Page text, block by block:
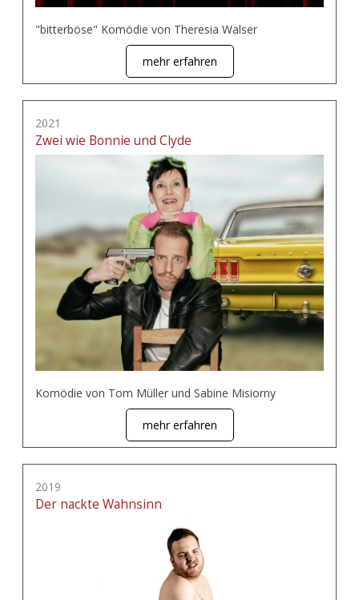
"bitterböse" Komödie von Theresia Walser
mehr erfahren
2021
Zwei wie Bonnie und Clyde
Komödie von Tom Müller und Sabine Misiorny
mehr erfahren
2019
Der nackte Wahnsinn